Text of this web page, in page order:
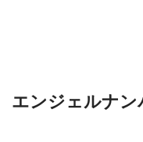
エンジェルナン